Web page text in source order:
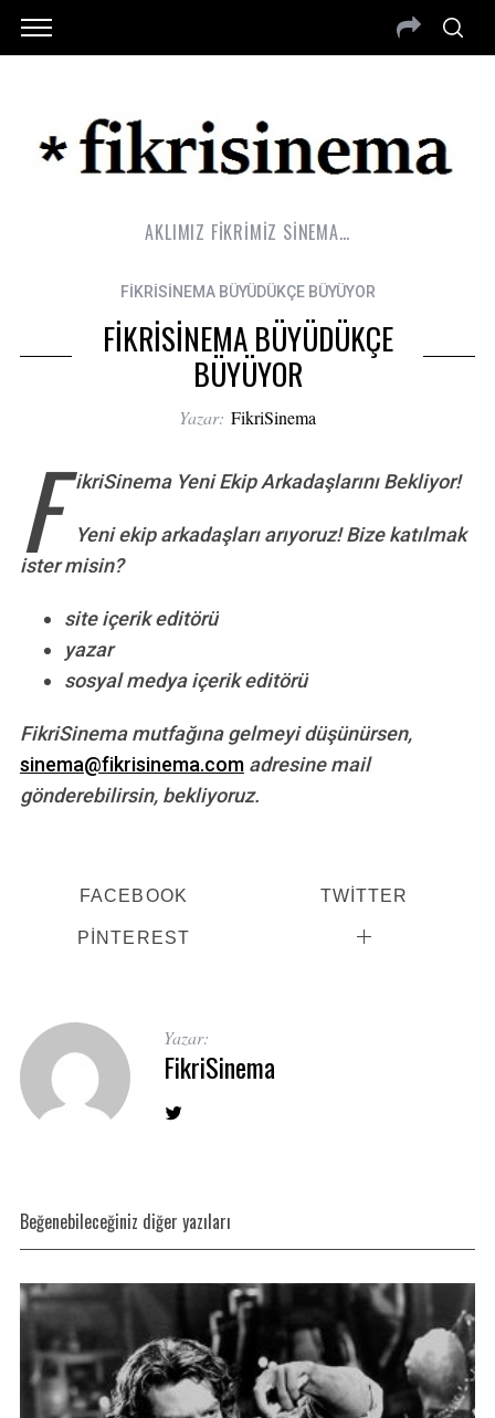
AKLIMIZ FİKRİMİZ SİNEMA…
FİKRİSİNEMA BÜYÜDÜKÇE BÜYÜYOR
FİKRİSİNEMA BÜYÜDÜKÇE
BÜYÜYOR
Yazar: FikriSinema
F ikriSinema Yeni Ekip Arkadaşlarını Bekliyor!
Yeni ekip arkadaşları arıyoruz! Bize katılmak
ister misin?
site içerik editörü
yazar
sosyal medya içerik editörü
FikriSinema mutfağına gelmeyi düşünürsen,
sinema@fikrisinema.com adresine mail
gönderebilirsin, bekliyoruz.
FACEBOOK TWITTER
PINTEREST
Yazar:
FikriSinema
Beğenebileceğiniz diğer yazıları